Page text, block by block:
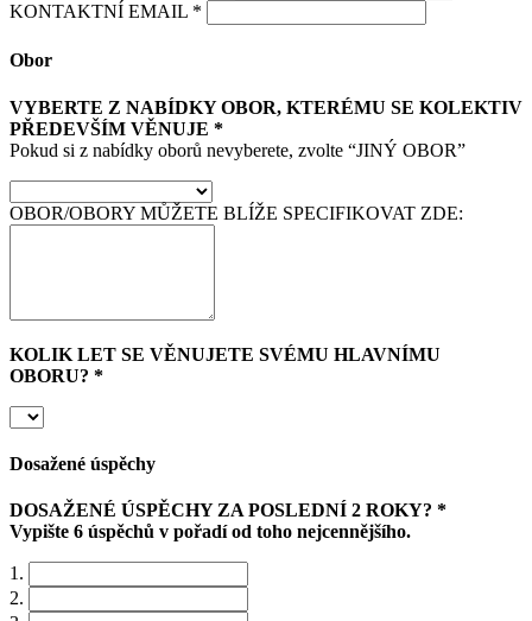
KONTAKTNÍ EMAIL *
Obor
VYBERTE Z NABÍDKY OBOR, KTERÉMU SE KOLEKTIV
PŘEDEVŠÍM VĚNUJE *
Pokud si z nabídky oborů nevyberete, zvolte “JINÝ OBOR”
OBOR/OBORY MŮŽETE BLÍŽE SPECIFIKOVAT ZDE:
KOLIK LET SE VĚNUJETE SVÉMU HLAVNÍMU
OBORU? *
Dosažené úspěchy
DOSAŽENÉ ÚSPĚCHY ZA POSLEDNÍ 2 ROKY? *
Vypište 6 úspěchů v pořadí od toho nejcennějšího.
1.
2.